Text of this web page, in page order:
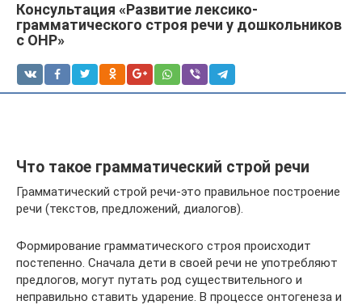
Консультация «Развитие лексико-
грамматического строя речи у дошкольников
с ОНР»
Что такое грамматический строй речи
Грамматический строй речи-это правильное построение
речи (текстов, предложений, диалогов).
Формирование грамматического строя происходит
постепенно. Сначала дети в своей речи не употребляют
предлогов, могут путать род существительного и
неправильно ставить ударение. В процессе онтогенеза и